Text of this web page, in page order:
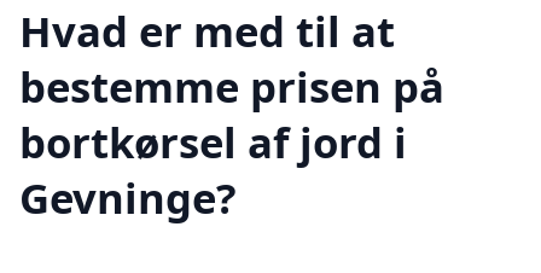
Hvad er med til at
bestemme prisen på
bortkørsel af jord i
Gevninge?